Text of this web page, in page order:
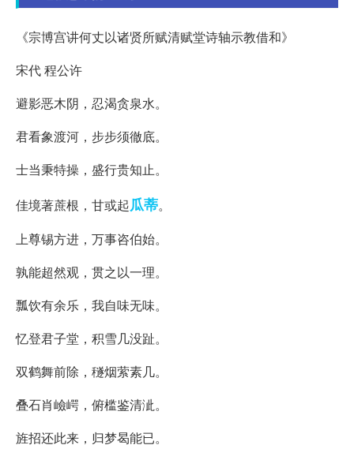
《宗博宫讲何丈以诸贤所赋清赋堂诗轴示教借和》
宋代 程公许
避影恶木阴，忍渴贪泉水。
君看象渡河，步步须徹底。
士当秉特操，盛行贵知止。
佳境著蔗根，甘或起瓜蒂。
上尊锡方进，万事咨伯始。
孰能超然观，贯之以一理。
瓢饮有余乐，我自味无味。
忆登君子堂，积雪几没趾。
双鹤舞前除，穟烟萦素几。
叠石肖嶮崿，俯槛鉴清泚。
旌招还此来，归梦曷能已。